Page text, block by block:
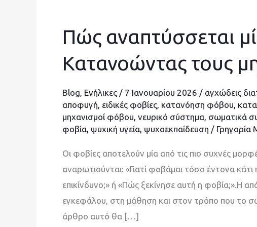
Πώς αναπτύσσεται
Κατανοώντας τους
Blog, Ενήλικες / 7 Ιανουαρίου 2026 / αγχώδεις
αποφυγή, ειδικές φοβίες, κατανόηση φόβου,
μηχανισμοί φόβου, νευρικό σύστημα, σωματικά
φοβία, ψυχική υγεία, ψυχοεκπαίδευση / Γρηγορία
Οι φοβίες αποτελούν μία από τις πιο συχνές
αναρωτιούνται: «Γιατί φοβάμαι τόσο έντονα
επικίνδυνο;» ή «Πώς ξεκίνησε αυτή η φοβία;».Η
εγκεφάλου, στη μάθηση και στον τρόπο που το
άρθρο αυτό θα […]
Πώς
αναπτύσσεται
μία
Κατανοώντας
τους
μηχανισμούς